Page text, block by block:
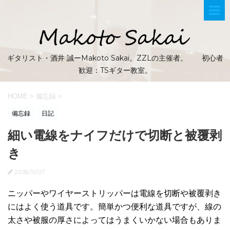
ギタリスト・酒井 誠ーMakoto Sakai。ZZLの主催者。 初心者
歓迎：TSギター教室。
HOME > 備忘録 >
備忘録 日記
細い電線をナイフだけで切断と被覆剥
き
2018/11/07
ニッパーやワイヤーストリッパーは電線を切断や被覆剥き
にはよく使う道具です。簡単かつ便利な道具ですが、線の
太さや被服の厚さによってはうまくいかない場合もありま